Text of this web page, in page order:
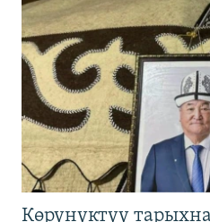
Көрүнүктүү